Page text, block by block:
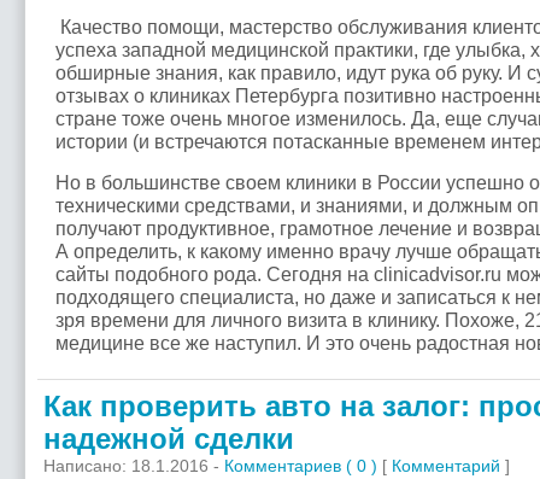
Качество помощи, мастерство обслуживания
успеха западной медицинской практики, где улыбка,
обширные знания, как правило, идут рука об руку. И
отзывах о клиниках Петербурга позитивно
стране тоже очень многое изменилось. Да, еще
истории (и встречаются потасканные временем
Но в большинстве своем клиники в России успешно
техническими средствами, и знаниями, и должным
получают продуктивное, грамотное лечение и
А определить, к какому именно врачу лучше
сайты подобного рода. Сегодня на clinicadvisor.ru
подходящего специалиста, но даже и записаться к
зря времени для личного визита в клинику. Похоже,
медицине все же наступил. И это очень радостная
Как проверить авто на залог:
надежной сделки
Написано: 18.1.2016 - Комментариев ( 0 ) [ Комментарий ]